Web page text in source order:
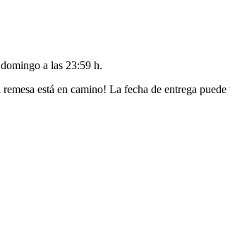
domingo a las 23:59 h.
está en camino! La fecha de entrega